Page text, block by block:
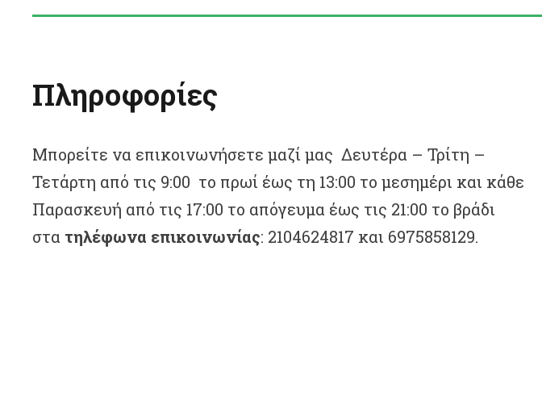
Πληροφορίες
Μπορείτε να επικοινωνήσετε μαζί μας Δευτέρα – Τρίτη –
Τετάρτη από τις 9:00 το πρωί έως τη 13:00 το μεσημέρι και κάθε
Παρασκευή από τις 17:00 το απόγευμα έως τις 21:00 το βράδι
στα τηλέφωνα επικοινωνίας: 2104624817 και 6975858129.